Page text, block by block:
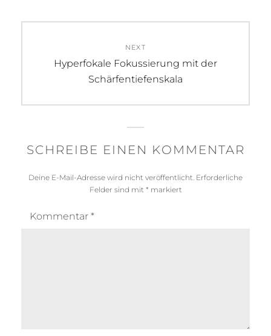
Beitragsnavigation
NEXT
Next
Hyperfokale Fokussierung mit der
Schärfentiefenskala
SCHREIBE EINEN KOMMENTAR
Deine E-Mail-Adresse wird nicht veröffentlicht. Erforderliche
Felder sind mit * markiert
Kommentar *